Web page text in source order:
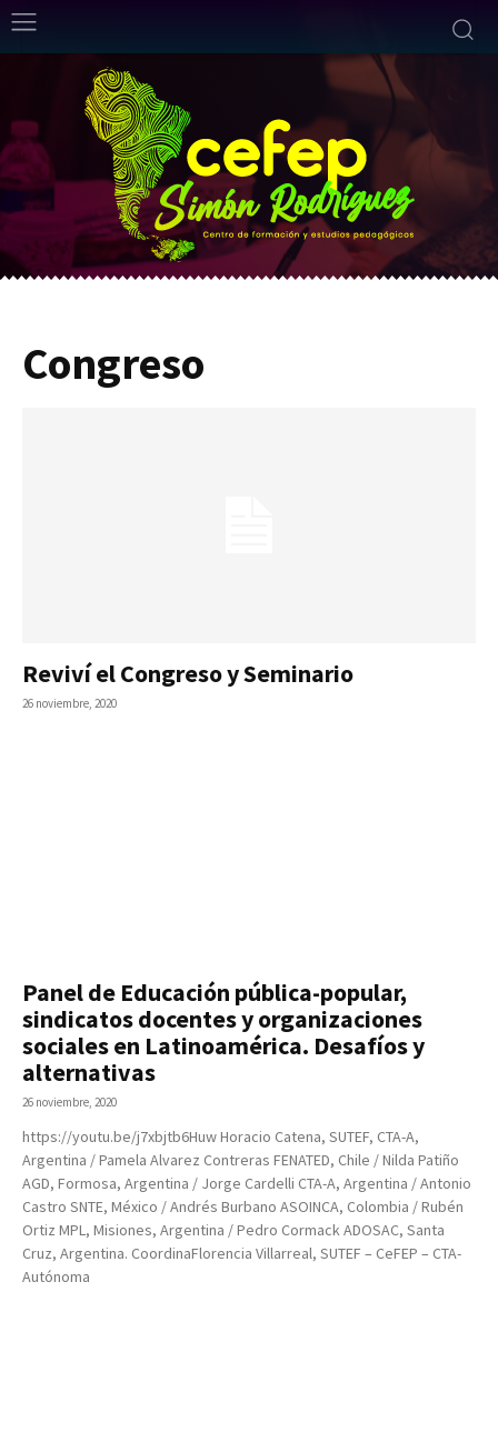
Congreso
Reviví el Congreso y Seminario
26 noviembre, 2020
Panel de Educación pública-popular,
sindicatos docentes y organizaciones
sociales en Latinoamérica. Desafíos y
alternativas
26 noviembre, 2020
https://youtu.be/j7xbjtb6Huw Horacio Catena, SUTEF, CTA-A,
Argentina / Pamela Alvarez Contreras FENATED, Chile / Nilda Patiño
AGD, Formosa, Argentina / Jorge Cardelli CTA-A, Argentina / Antonio
Castro SNTE, México / Andrés Burbano ASOINCA, Colombia / Rubén
Ortiz MPL, Misiones, Argentina / Pedro Cormack ADOSAC, Santa
Cruz, Argentina. CoordinaFlorencia Villarreal, SUTEF – CeFEP – CTA-
Autónoma